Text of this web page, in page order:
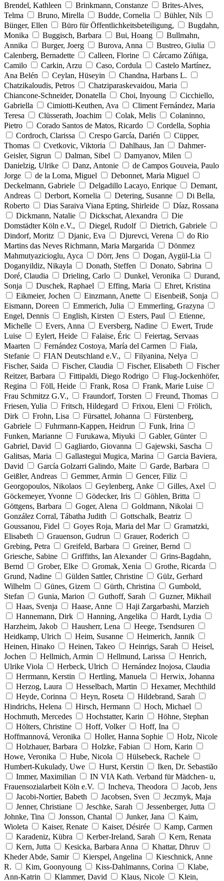
Brendel, Kathleen
Brinkmann, Constanze
Brites-Alves,
Telma
Bruno, Mirella Budde, Cornelia
Bühler, Nils
Bünger, Ellen
Büro für Öffentlichkeitsbeteiligung,
Bugdahn,
Monika
Buggisch, Barbara Bui, Hoang
Bullmahn,
Annika
Burger, Joerg Burova, Anna
Bustreo, Giulia
Calenberg, Bernadette
Calleen, Florine
Cárcamo Zúñiga,
Camilo
Carkin, Arzu Caso, Cordula
Castelo Martínez,
Ana Belén
Ceylan, Hüseyin
Chandna, Harbans L.
Chatzikaloudis, Petros
Chatziparaskevaidou, Maria
Chiancone-Schneider, Donatella
Choi, Inyoung
Cicchiello,
Gabriella
Cimiotti-Keuthen, Ava
Climent Fernández, Maria
Teresa
Clüsserath, Joachim Colak, Melis
Colaninno,
Pietro
Corado Santos de Matos, Ricardo
Cordella, Sophia
Cordroch, Clarissa
Crespo García, Darién
Cüpper,
Thomas
Cvetkovic, Viktoria Dahlhaus, Jan
Dahmer-
Geisler, Sigrun
Dalman, Sibel
Damyanov, Milen
Danielzig, Ulrike
Danz, Antonie
de Campos Gouveia, Paulo
Jorge
de la Loma, Miguel
Debonnet, Maria Miguel
Deckelmann, Gabriele
Delgadillo Lacayo, Enrique
Demant,
Andreas
Derbort, Kornelia Detering, Susanne
Di Bella,
Roberto
Dias Saraiva Viana Epting, Shirleide
Díaz, Rossana
Dickmann, Natalie
Dickschat, Alexandra
Die
Domstädter Köln e.V.,
Diegel, Rudolf
Dietrich, Gabriele
Dindorf, Moritz
Djanic, Eva Djurevci, Verena
do Rio
Martins das Neves Richmann, Maria Margarida
Dönmez
Mahmutyazicioglu, Ayca
Dörr, Jens
Dogan, Aygül-Lia
Doganyildiz, Nikayla
Donath, Steffen
Donato, Sabrina
Doré, Claudia
Drieling, Carlo Dunkel, Veronika
Durand,
Sonja
Duschek, Raphael Effing, Maria
Ehret, Kristina
Eikmeier, Jochen
Einzmann, Anette
Eisenbeiß, Sonja
Eismann, Doreen
Emmerich, Julia
Emmerling, Grazyna
Engel, Dennis
English, Kirsten Esters, Paul
Etienne,
Michelle
Evers, Anna Eversberg, Nadine
Ewert, Trude
Luise
Eylert, Heide Falaise, Éric
Feiertag, Servaas
Maarten
Fernández Costoya, María del Carmen
Fiala,
Stefanie
FIAN Deutschland e.V.,
Filyanina, Nelya
Fischer, Saida
Fischer, Claudia Fischer, Elisabeth
Fischer
Reitzer, Barbara
Fittipaldi, Diego Rodrigo
Flug-Jockenhöfer,
Regina
Föll, Heide Frank, Rosa
Frank, Marie Luise
Frau Schmitzz G.V.,
Fraundorf, Torsten
Freund, Thomas
Friesen, Yulia
Fritsch, Hildegard Frixou, Eleni
Frölich,
Dirk
Frohn, Lisa Fürsattel, Johanna
Fürstenberg,
Gabriele
Fuhrmann-Kappen, Heidrun
Funk, Irina
Funken, Marianne
Furukawa, Miyuki
Gabler, Günter
Gabriel, David
Gagliardo, Giovanna
Gajewski, Sascha
Galitsas, Maria
Gallastegui Mugica, Marina
Garcia Baviera,
David
García Golzarri Galindo, Maite
Garde, Barbara
Geißler, Andreas
Gemmer, Armin
Gencer, Filiz
Georgopoulos, Nikolaos
Geylenberg, Anke
Gilles, Axel
Göckemeyer, Yvonne
Gödecker, Iris
Göhlen, Britta
Göttgens, Barbara
Goger, Alena
Goldmann, Nikolai
González Corral, Tábatha Judith
Gottschalk, Beatriz
Goussanou, Fidel
Goyes Roja, Maria del Mar
Gramatzki,
Elisabeth
Grauenson, Gudrun
Grauer, Roderich
Grebing, Petra
Greifeld, Barbara
Greiner, Bernd
Griesche, Sabine
Griffiths, Ian Alexander
Grins-Bagdahn,
Bernd
Grober, Elke Gromak, Xenia
Grothe, Ricarda
Grund, Nadine
Gülden Sattler, Christine
Gülz, Gerhard
Wilhelm
Günes, Gizem Gürth, Christina
Gumbold,
Stefan
Gunia, Marion Guthoff, Sarah
Guzner, Mikhail
Haas, Svenja
Haase, Anne
Haji Zargarbashi, Marzieh
Hannemann, Dirk
Hanning, Angelika
Hardt, Lydia
Harzheim, Jakob
Hausherr, Lena
Heege, Tsendsuren
Heidkamp, Ulrich
Heim, Susanne
Heimerich, Jannik
Heinen, Hinako
Heinen, Takeo Heinrigs, Sarah
Heisel,
Jochen
Hellmich, Armin Hellmund, Larissa
Henrich,
Ulrike Viola
Herbeck, Ulrich
Hernández Inojosa, Claudia
Herrmann, Kerstin
Hertling, Manuela
Herwix, Johanna
Herzog, Laura
Hesselbach, Martin
Hexamer, Mechthild
Heyde, Corinna
Heyn, Roseta
Hildebrand, Sarah
Hindrichs, Helena
Hirsch, Hermann
Hoch, Michael
Hochmuth, Mercedes
Hochstatter, Karin
Höhne, Stephan
Hölters, Christine
Hoff, Volker
Hoff, Ina
Hoffmannová, Veronika
Holler, Hanna Sophie
Holz, Nicole
Holzhauer, Barbara
Holzke, Fabian
Horn, Karin
Howe, Veronika
Hube, Nicola
Hülsebeck, Rachele
Humbert-Kukulady, Uwe
Hurst, Kerstin
Iken, Dr. Sebastião
Immer, Maximilian
IN VIA Kath. Verband für Mädchen- u,
Frauensozialarbeit Köln e.V.
Incheva, Theodora
Jacob, Jens
Jacobi-Nortier, Babeth
Jacobsen, Sven
Jeczmyk, Maja
Jenner, Christiane
Jeschke, Sarah
Jessenberger, Jutta
Johnke, Tina
Jonsson, Chantal Junker, Jana
Kaim,
Wioleta
Kaiser, Renate Kaiser, Désirée
Kamp, Carmen
Karadeniz, Kübra
Kerber-Ireland, Sarah
Kern, Renata
Kern, Jutta
Kesicka, Barbara Anna
Khattar, Dhruv
Kheder Abde, Samir
Kierspel, Angelina
Kieschnick, Anne
R.
Kim, Goonyoung Kiss-Dahlmanns, Corina
Klabe,
Ann-Katrin
Klammer, David Klaus, Nicole Klein,